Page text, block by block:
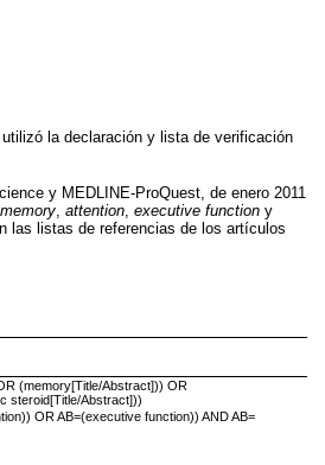
la declaración y lista de verificación
y MEDLINE-ProQuest, de enero 2011
memory attention executive function y
las listas de referencias de los artículos
(memory[Title/Abstract])) OR
steroid[Title/Abstract]))
OR AB=(executive function)) AND AB=